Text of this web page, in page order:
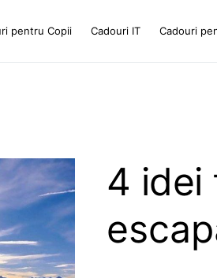
pentru Copii Cadouri IT Cadouri
4 idei